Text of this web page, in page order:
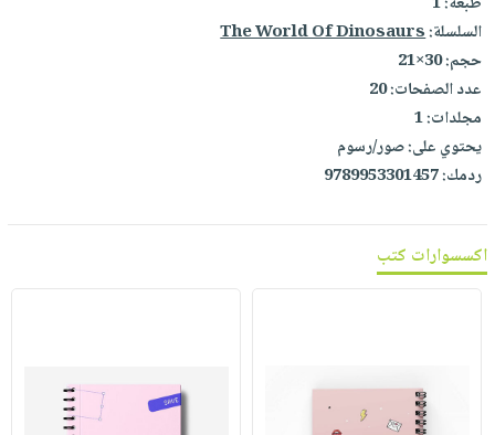
السلسلة:The World Of Dinosaurs
حجم:30×21
عدد الصفحات:20
مجلدات:1
يحتوي على:صور/رسوم
ردمك:9789953301457
اكسسوارات كتب